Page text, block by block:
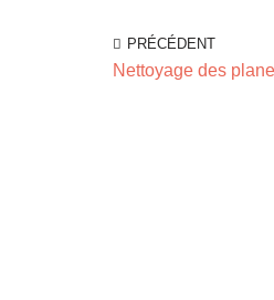
PRÉCÉDENT
Nettoyage des